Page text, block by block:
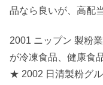
品なら良いが、高配
2001 ニップン 製粉
が冷凍食品、健康食
★ 2002 日清製粉グ